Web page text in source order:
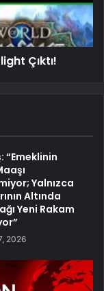
Çıktı!
“Emeklinin
Yalnızca
Altında
Yeni Rakam
2026